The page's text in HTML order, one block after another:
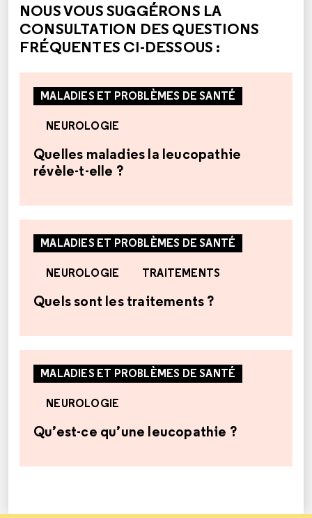
NOUS VOUS SUGGÉRONS LA
CONSULTATION DES QUESTIONS
FRÉQUENTES CI-DESSOUS :
MALADIES ET PROBLÈMES DE SANTÉ
NEUROLOGIE
Quelles maladies la leucopathie
révèle-t-elle ?
MALADIES ET PROBLÈMES DE SANTÉ
NEUROLOGIE TRAITEMENTS
Quels sont les traitements ?
MALADIES ET PROBLÈMES DE SANTÉ
NEUROLOGIE
Qu’est-ce qu’une leucopathie ?